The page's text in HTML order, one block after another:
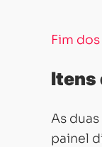
Fim
Itens
As
painel